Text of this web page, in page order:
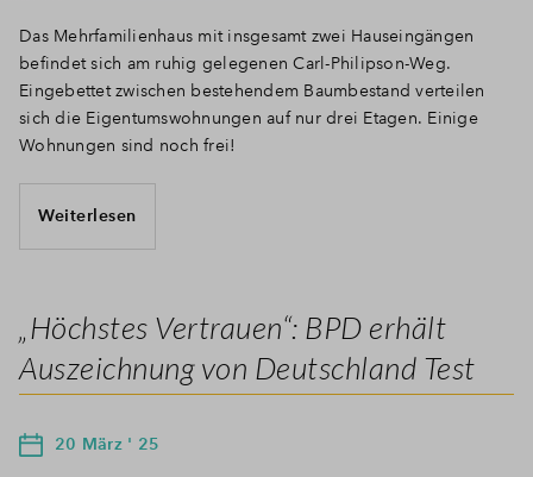
Das Mehrfamilienhaus mit insgesamt zwei Hauseingängen
befindet sich am ruhig gelegenen Carl-Philipson-Weg.
Eingebettet zwischen bestehendem Baumbestand verteilen
sich die Eigentumswohnungen auf nur drei Etagen. Einige
Wohnungen sind noch frei!
Weiterlesen
„Höchstes Vertrauen“: BPD erhält
Auszeichnung von Deutschland Test
20 März ' 25